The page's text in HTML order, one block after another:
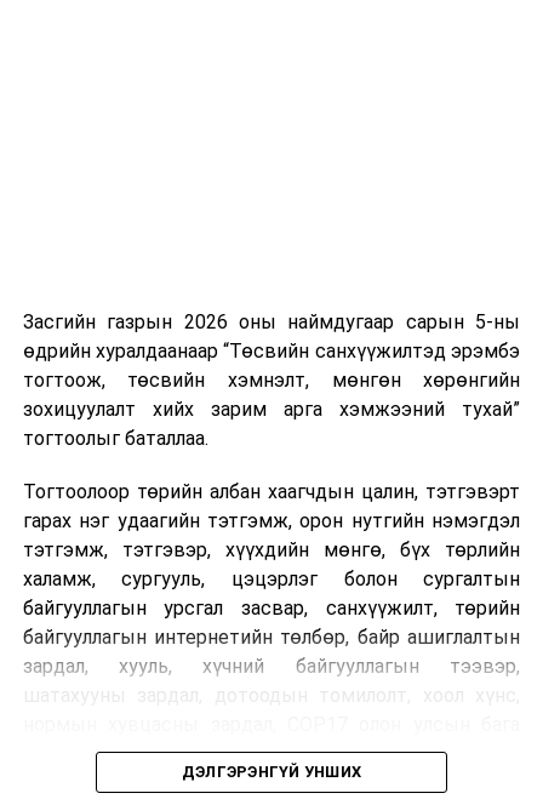
Шинэ хууль Францын зах зээлд үйлчилдэг гадаадын
дуудлагын төвүүдэд нөлөөлөхөөр байна. Тухайлбал,
Мароккогийн дуудлагын төвүүдийн орлогын 80 гаруй
хувь Францын зах зээлээс бүрддэг бөгөөд тус улсын
40–50 мянган ажлын байр эрсдэлд орж болзошгүйг
Засгийн газрын 2026 оны наймдугаар сарын 5-ны
өдрийн хуралдаанаар “Төсвийн санхүүжилтэд эрэмбэ
тогтоож, төсвийн хэмнэлт, мөнгөн хөрөнгийн
зохицуулалт хийх зарим арга хэмжээний тухай”
тогтоолыг баталлаа.
Тогтоолоор төрийн албан хаагчдын цалин, тэтгэвэрт
гарах нэг удаагийн тэтгэмж, орон нутгийн нэмэгдэл
тэтгэмж, тэтгэвэр, хүүхдийн мөнгө, бүх төрлийн
халамж, сургууль, цэцэрлэг болон сургалтын
байгууллагын урсгал засвар, санхүүжилт, төрийн
байгууллагын интернетийн төлбөр, байр ашиглалтын
зардал, хууль, хүчний байгууллагын тээвэр,
хурлын зардал, Засгийн газрын өр, орон нутгийн нөөц
хөрөнгийн санхүүжилтийг хэвийн үргэлжлүүлэхээр
ДЭЛГЭРЭНГҮЙ УНШИХ